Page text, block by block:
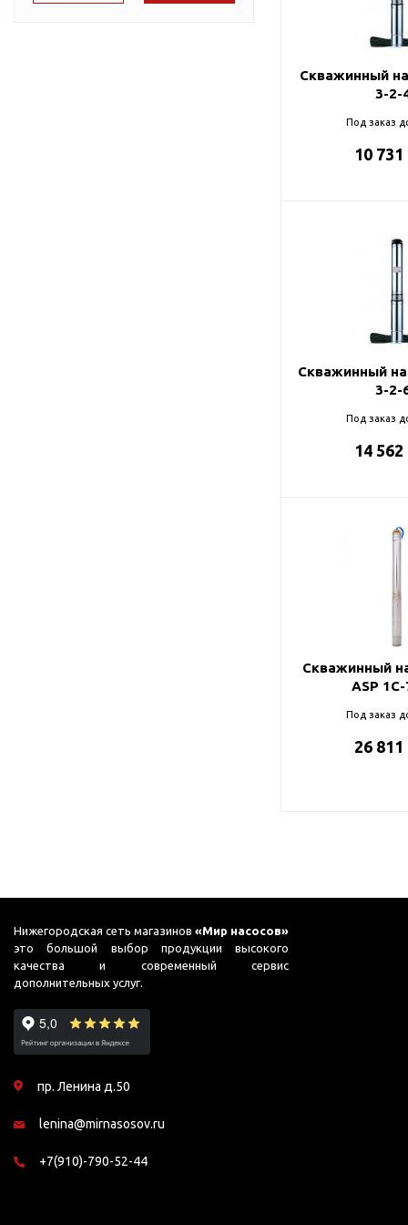
Подшипники
Джилекс
Скважинный
3-2-
Под заказ
10 731
Скважинный
3-2-
Под заказ
14 562
Скважинный
ASP
Под заказ
26 811
Нижегородская сеть магазинов«Мир насосов»
это большой выбор продукции высокого
качества и современный сервис
дополнительных услуг.
пр. Ленина д.50
lenina@mirnasosov.ru
+7(910)-790-52-44